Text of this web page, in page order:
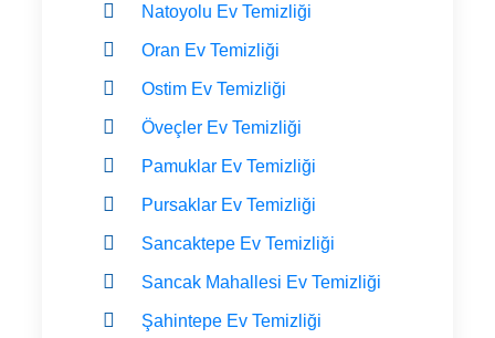
Natoyolu Ev Temizliği
Oran Ev Temizliği
Ostim Ev Temizliği
Öveçler Ev Temizliği
Pamuklar Ev Temizliği
Pursaklar Ev Temizliği
Sancaktepe Ev Temizliği
Sancak Mahallesi Ev Temizliği
Şahintepe Ev Temizliği